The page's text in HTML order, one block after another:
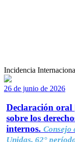
Incidencia
26 de junio de 2026
Declaración oral
sobre los
internos. Consejo
Unidas, 62°